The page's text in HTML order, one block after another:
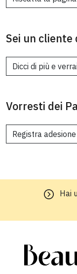
Sei un cliente
Dicci di più e
Vorresti dei
Registra adesione
Hai